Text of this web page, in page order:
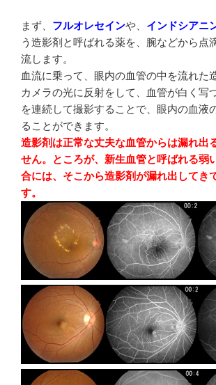
まず、 フルオレセインや、 インドシアニ
う造影剤と呼ばれる薬を、腕などから点
流します。
血流に乗って、眼内の血管の中を流れた
カメラの光に反射をして、血管が白く写
を連続して撮影することで、眼内の血液
ることができます。
造影剤は正常な丈夫な血管からは漏れ出
せん。ところが、新生血管と呼ばれる弱
合には、そこから造影剤が漏れ出してき
す。